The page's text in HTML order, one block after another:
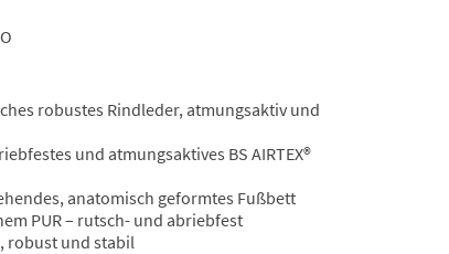
robustes Rindleder, atmungsaktiv und
und atmungsaktives BS AIRTEX®
anatomisch geformtes Fußbett
PUR – rutsch- und abriebfest
robust und stabil